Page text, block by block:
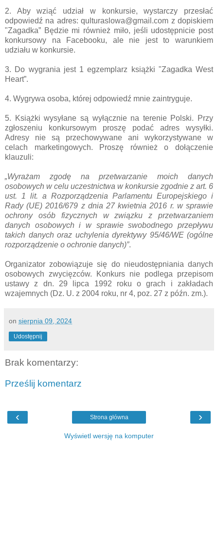
2. Aby wziąć udział w konkursie, wystarczy przesłać
odpowiedź na adres: qulturaslowa@gmail.com z dopiskiem
"Zagadka” Będzie mi również miło, jeśli udostępnicie post
konkursowy na Facebooku, ale nie jest to warunkiem
udziału w konkursie.
3. Do wygrania jest 1 egzemplarz książki "Zagadka West
Heart”.
4. Wygrywa osoba, której odpowiedź mnie zaintryguje.
5. Książki wysyłane są wyłącznie na terenie Polski. Przy
zgłoszeniu konkursowym proszę podać adres wysyłki.
Adresy nie są przechowywane ani wykorzystywane w
celach marketingowych. Proszę również o dołączenie
klauzuli:
„Wyrażam zgodę na przetwarzanie moich danych
osobowych w celu uczestnictwa w konkursie zgodnie z art. 6
ust. 1 lit. a Rozporządzenia Parlamentu Europejskiego i
Rady (UE) 2016/679 z dnia 27 kwietnia 2016 r. w sprawie
ochrony osób fizycznych w związku z przetwarzaniem
danych osobowych i w sprawie swobodnego przepływu
takich danych oraz uchylenia dyrektywy 95/46/WE (ogólne
rozporządzenie o ochronie danych)”.
Organizator zobowiązuje się do nieudostępniania danych
osobowych zwycięzców. Konkurs nie podlega przepisom
ustawy z dn. 29 lipca 1992 roku o grach i zakładach
wzajemnych (Dz. U. z 2004 roku, nr 4, poz. 27 z późn. zm.).
on sierpnia 09, 2024
Udostępnij
Brak komentarzy:
Prześlij komentarz
‹ ›
Strona główna
Wyświetl wersję na komputer